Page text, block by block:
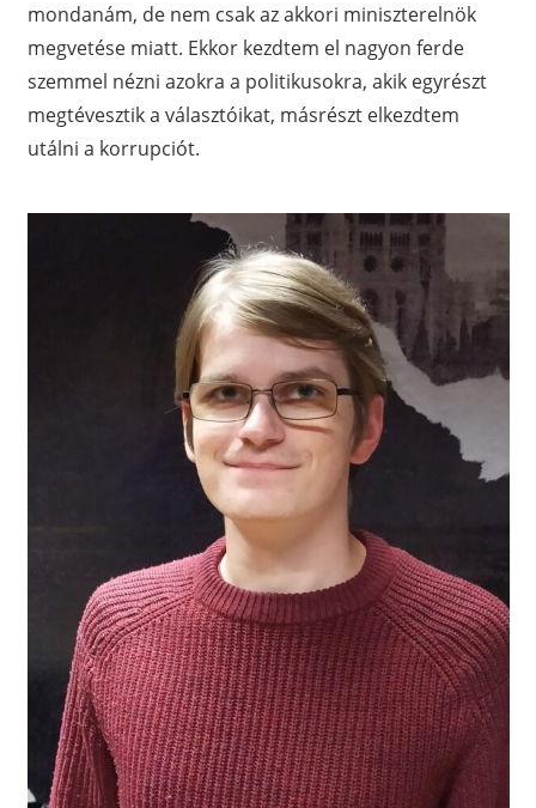
mondanám, de nem csak az akkori miniszterelnök
megvetése miatt. Ekkor kezdtem el nagyon ferde
szemmel nézni azokra a politikusokra, akik egyrészt
megtévesztik a választóikat, másrészt elkezdtem
utálni a korrupciót.